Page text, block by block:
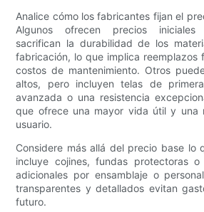
Analice cómo los fabricantes fijan el
Algunos ofrecen precios iniciales
sacrifican la durabilidad de los
fabricación, lo que implica reemplazos
costos de mantenimiento. Otros
altos, pero incluyen telas de
avanzada o una resistencia
que ofrece una mayor vida útil y una
usuario.
Considere más allá del precio base lo
incluye cojines, fundas protectoras
adicionales por ensamblaje o
transparentes y detallados evitan
futuro.